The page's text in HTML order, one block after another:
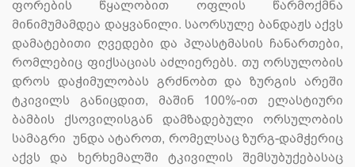
ფორების წყალობით ოფლის წარმოქმნა
მინიმუმამდეა დაყვანილი. საორსულე ბანდაჟს აქვს
დამატებითი ღვედები და პლასტმასის ჩანართები,
რომლებიც ფიქსაციას აძლიერებს. თუ ორსულობის
დროს დაჭიმულობას გრძნობთ და ზურგის არეში
ტკივილს განიცდით, მაშინ 100%-ით ელასტიური
ბამბის ქსოვილისგან დამზადებული ორსულობის
სამაგრი უნდა ატაროთ, რომელსაც ზურგ-დამჭერიც
აქვს და ხერხემალში ტკივილის შემსუბუქებასაც